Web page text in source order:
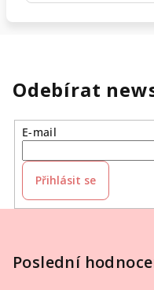
Odebírat
E-mail
Přihlásit se
Poslední